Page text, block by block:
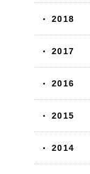
2018
2017
2016
2015
2014